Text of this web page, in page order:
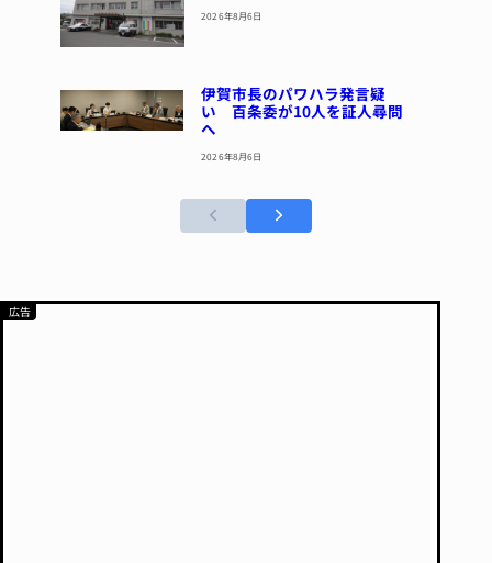
2026年8月6日
伊賀市長のパワハラ発言疑
い 百条委が10人を証人尋問
へ
2026年8月6日